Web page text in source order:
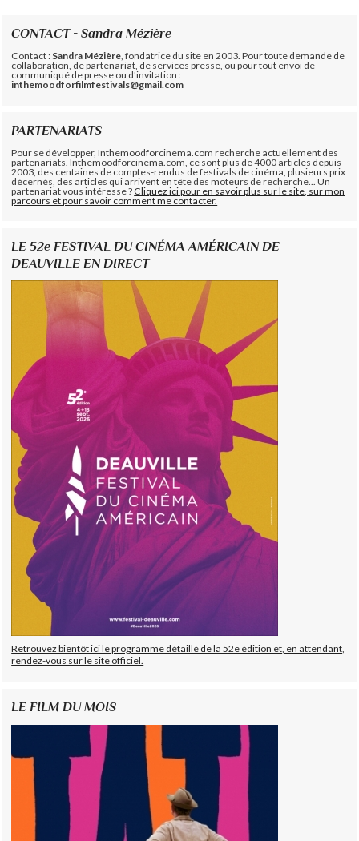
CONTACT - Sandra Mézière
Contact : Sandra Mézière , fondatrice du site en 2003. Pour toute demande de
collaboration, de partenariat, de services presse, ou pour tout envoi de
communiqué de presse ou d'invitation :
inthemoodforfilmfestivals@gmail.com
PARTENARIATS
Pour se développer, Inthemoodforcinema.com recherche actuellement des
partenariats. Inthemoodforcinema.com, ce sont plus de 4000 articles depuis
2003, des centaines de comptes-rendus de festivals de cinéma, plusieurs prix
décernés, des articles qui arrivent en tête des moteurs de recherche... Un
partenariat vous intéresse ?Cliquez ici pour en savoir plus sur le site, sur mon
parcours et pour savoir comment me contacter.
LE 52e FESTIVAL DU CINÉMA AMÉRICAIN DE
DEAUVILLE EN DIRECT
Retrouvez bientôt ici le programme détaillé de la 52e édition et, en attendant,
rendez-vous sur le site officiel.
LE FILM DU MOIS